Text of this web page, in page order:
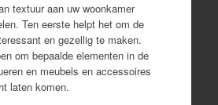
textuur aan uw woonkamer
Ten eerste helpt het om de
en gezellig te maken.
om bepaalde elementen in de
en meubels en accessoires
laten komen.